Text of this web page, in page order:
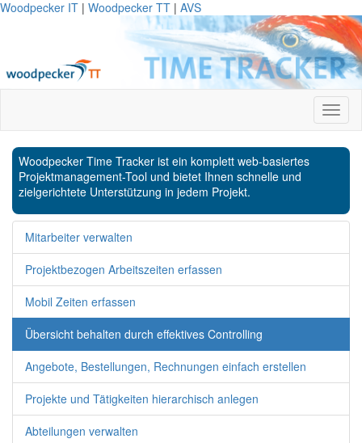
Woodpecker IT | Woodpecker TT | AVS
Woodpecker Time Tracker ist ein komplett web-basiertes
Projektmanagement-Tool und bietet Ihnen schnelle und
zielgerichtete Unterstützung in jedem Projekt.
Mitarbeiter verwalten
Projektbezogen Arbeitszeiten erfassen
Mobil Zeiten erfassen
Übersicht behalten durch effektives Controlling
Angebote, Bestellungen, Rechnungen einfach erstellen
Projekte und Tätigkeiten hierarchisch anlegen
Abteilungen verwalten